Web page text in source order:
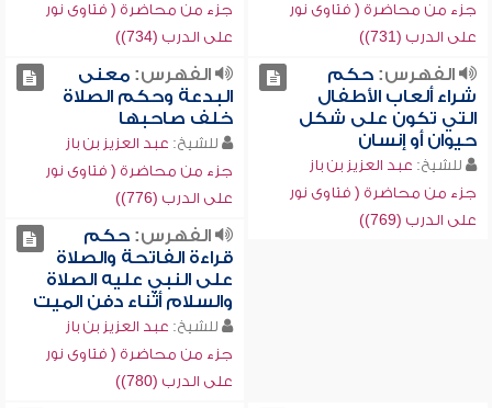
جزء من محاضرة ( فتاوى نور
على الدرب (731))
جزء من محاضرة ( فتاوى نور
على الدرب (734))
الفهرس:حكم
شراء ألعاب الأطفال
التي تكون على شكل
حيوان أو إنسان
للشيخ: عبد العزيز بن باز
جزء من محاضرة ( فتاوى نور
على الدرب (769))
الفهرس:معنى
البدعة وحكم الصلاة
خلف صاحبها
للشيخ: عبد العزيز بن باز
جزء من محاضرة ( فتاوى نور
على الدرب (776))
الفهرس:حكم
قراءة الفاتحة والصلاة
على النبي عليه الصلاة
والسلام أثناء دفن الميت
للشيخ: عبد العزيز بن باز
جزء من محاضرة ( فتاوى نور
على الدرب (780))